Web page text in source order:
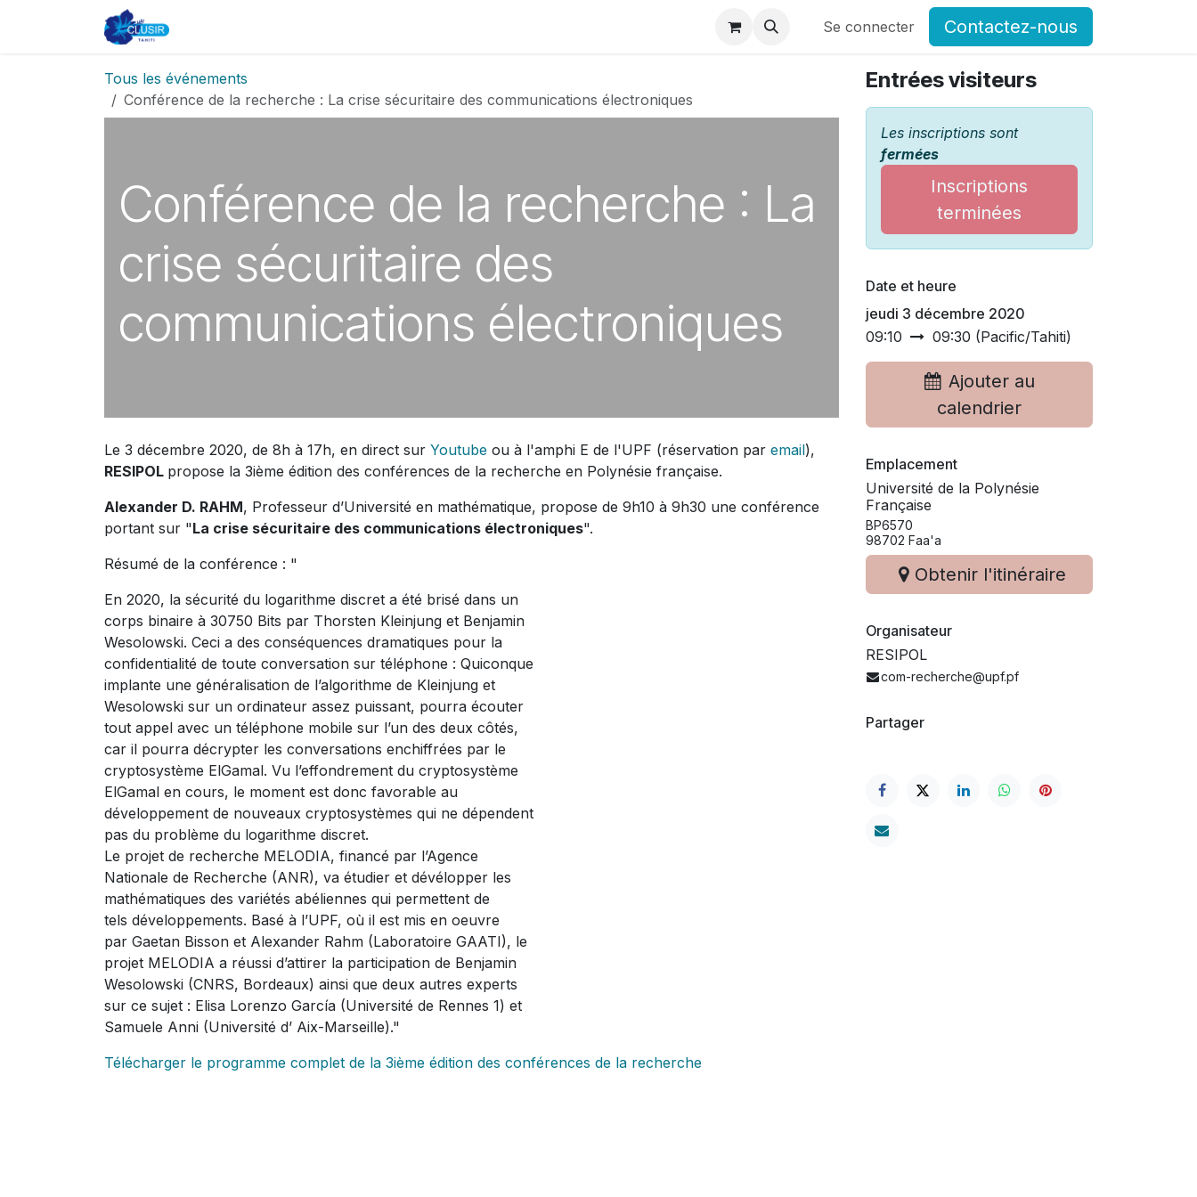
Se rendre au contenu
Publications Postes Forum Associations du GCSMS
Se connecter Contactez-nous
Tous les événements
Conférence de la recherche : La crise sécuritaire des communications électroniques
Conférence de la recherche : La
crise sécuritaire des
communications électroniques
Le 3 décembre 2020, de 8h à 17h, en direct sur Youtube ou à l'amphi E de l'UPF (réservation par email),
RESIPOL propose la 3ième édition des conférences de la recherche en Polynésie française.
Alexander D. RAHM, Professeur d’Université en mathématique, propose de 9h10 à 9h30 une conférence
portant sur "La crise sécuritaire des communications électroniques".
Résumé de la conférence : "
En 2020, la sécurité du logarithme discret a été brisé dans un
corps binaire à 30750 Bits par Thorsten Kleinjung et Benjamin
Wesolowski. Ceci a des conséquences dramatiques pour la
confidentialité de toute conversation sur téléphone : Quiconque
implante une généralisation de l’algorithme de Kleinjung et
Wesolowski sur un ordinateur assez puissant, pourra écouter
tout appel avec un téléphone mobile sur l’un des deux côtés,
car il pourra décrypter les conversations enchiffrées par le
cryptosystème ElGamal. Vu l’effondrement du cryptosystème
ElGamal en cours, le moment est donc favorable au
développement de nouveaux cryptosystèmes qui ne dépendent
pas du problème du logarithme discret.
Le projet de recherche MELODIA, financé par l’Agence
Nationale de Recherche (ANR), va étudier et dévélopper les
mathématiques des variétés abéliennes qui permettent de
tels développements. Basé à l’UPF, où il est mis en oeuvre
par Gaetan Bisson et Alexander Rahm (Laboratoire GAATI), le
projet MELODIA a réussi d’attirer la participation de Benjamin
Wesolowski (CNRS, Bordeaux) ainsi que deux autres experts
sur ce sujet : Elisa Lorenzo García (Université de Rennes 1) et
Samuele Anni (Université d’ Aix-Marseille)."
Télécharger le programme complet de la 3ième édition des conférences de la recherche
Entrées visiteurs
Les inscriptions sont
fermées
Inscriptions
terminées
Date et heure
jeudi 3 décembre 2020
09:10
09:30 (Pacific/Tahiti)
Ajouter au
calendrier
Emplacement
Université de la Polynésie
Française
BP6570
98702 Faa'a
Obtenir l'itinéraire
Organisateur
RESIPOL
com-recherche@upf.pf
Partager